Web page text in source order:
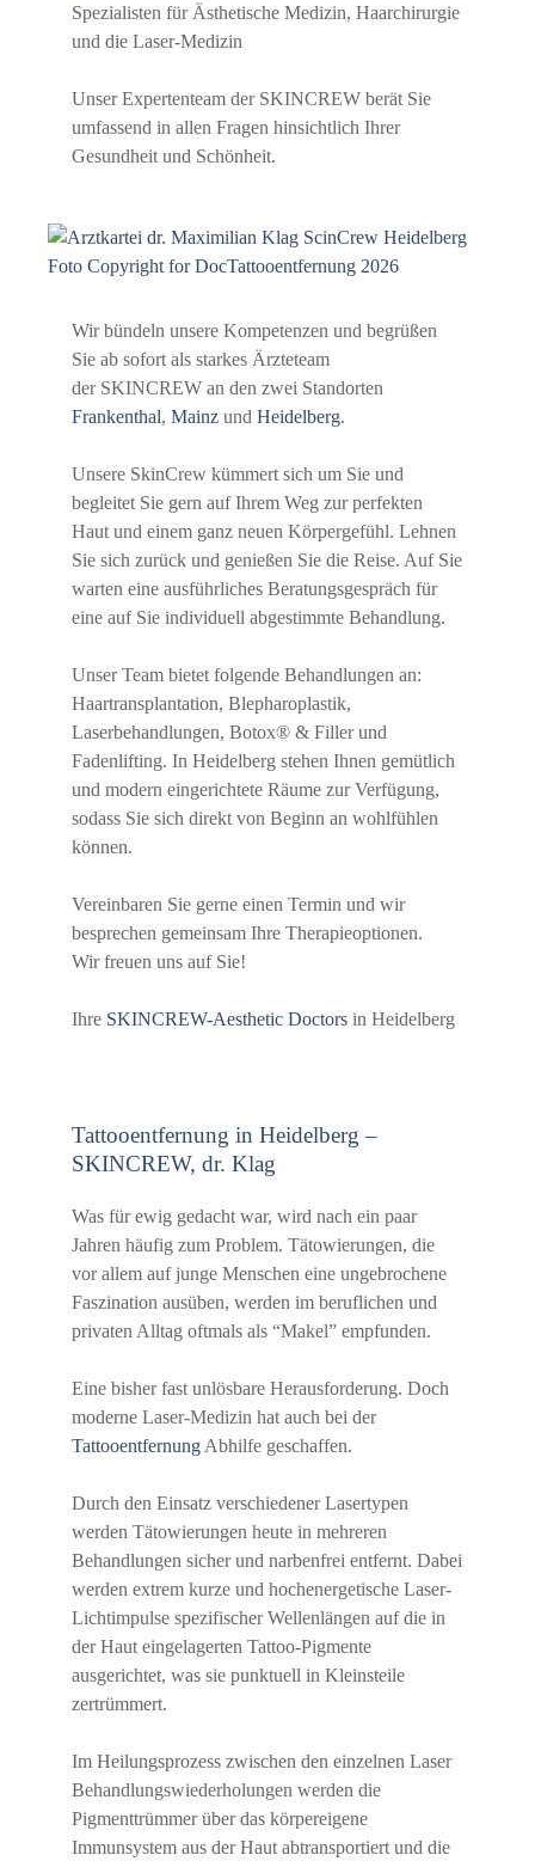
Spezialisten für Ästhetische Medizin, Haarchirurgie
und die Laser-Medizin
Unser Expertenteam der SKINCREW berät Sie
umfassend in allen Fragen hinsichtlich Ihrer
Gesundheit und Schönheit.
Wir bündeln unsere Kompetenzen und begrüßen
Sie ab sofort als starkes Ärzteteam
der SKINCREW an den zwei Standorten
Frankenthal, Mainz und Heidelberg.
Unsere SkinCrew kümmert sich um Sie und
begleitet Sie gern auf Ihrem Weg zur perfekten
Haut und einem ganz neuen Körpergefühl. Lehnen
Sie sich zurück und genießen Sie die Reise. Auf Sie
warten eine ausführliches Beratungsgespräch für
eine auf Sie individuell abgestimmte Behandlung.
Unser Team bietet folgende Behandlungen an:
Haartransplantation, Blepharoplastik,
Laserbehandlungen, Botox® & Filler und
Fadenlifting. In Heidelberg stehen Ihnen gemütlich
und modern eingerichtete Räume zur Verfügung,
sodass Sie sich direkt von Beginn an wohlfühlen
können.
Vereinbaren Sie gerne einen Termin und wir
besprechen gemeinsam Ihre Therapieoptionen.
Wir freuen uns auf Sie!
Ihre SKINCREW-Aesthetic Doctors in Heidelberg
Tattooentfernung in Heidelberg –
SKINCREW, dr. Klag
Was für ewig gedacht war, wird nach ein paar
Jahren häufig zum Problem. Tätowierungen, die
vor allem auf junge Menschen eine ungebrochene
Faszination ausüben, werden im beruflichen und
privaten Alltag oftmals als “Makel” empfunden.
Eine bisher fast unlösbare Herausforderung. Doch
moderne Laser-Medizin hat auch bei der
Tattooentfernung Abhilfe geschaffen.
Durch den Einsatz verschiedener Lasertypen
werden Tätowierungen heute in mehreren
Behandlungen sicher und narbenfrei entfernt. Dabei
werden extrem kurze und hochenergetische Laser-
Lichtimpulse spezifischer Wellenlängen auf die in
der Haut eingelagerten Tattoo-Pigmente
ausgerichtet, was sie punktuell in Kleinsteile
zertrümmert.
Im Heilungsprozess zwischen den einzelnen Laser
Behandlungswiederholungen werden die
Pigmenttrümmer über das körpereigene
Immunsystem aus der Haut abtransportiert und die